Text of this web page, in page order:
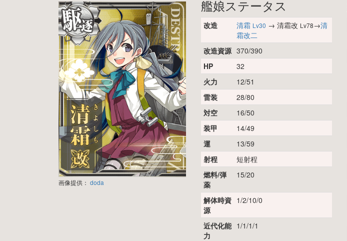
画像提供： doda
艦娘ステータス
改造 清霜 Lv30 → 清霜改 Lv78→清
霜改二
改造資源 370/390
HP
32
火力
12/51
雷装
28/80
対空
16/50
装甲
14/49
運
13/59
射程
短射程
燃料/弾
薬
15/20
解体時資
源
1/2/10/0
近代化能
力
1/1/1/1